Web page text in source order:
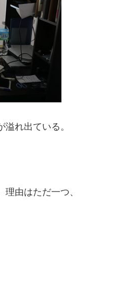
れ出ている。
由はただ一つ、